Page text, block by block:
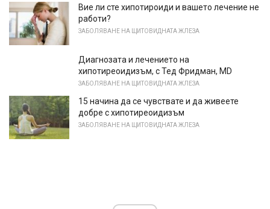
Вие ли сте хипотироиди и вашето лечение не
работи?
ЗАБОЛЯВАНЕ НА ЩИТОВИДНАТА ЖЛЕЗА
Диагнозата и лечението на
хипотиреоидизъм, с Тед Фридман, MD
ЗАБОЛЯВАНЕ НА ЩИТОВИДНАТА ЖЛЕЗА
15 начина да се чувствате и да живеете
добре с хипотиреоидизъм
ЗАБОЛЯВАНЕ НА ЩИТОВИДНАТА ЖЛЕЗА